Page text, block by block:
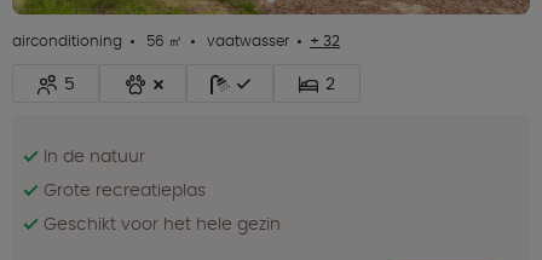
airconditioning 56 ㎡ vaatwasser + 32
5 2
In de natuur
Grote recreatieplas
Geschikt voor het hele gezin